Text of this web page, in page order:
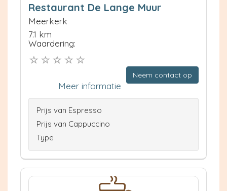
Restaurant De Lange Muur
Meerkerk
7.1 km
Waardering:
Neem contact op
Meer informatie
Prijs van Espresso
Prijs van Cappuccino
Type